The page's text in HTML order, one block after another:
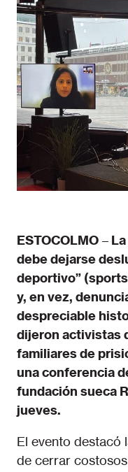
ESTOCOLMO –
debe dejarse
deportivo”
y, en vez,
despreciable
dijeron activistas
familiares de
una conferencia
fundación sueca
jueves.
El evento destacó
de cerrar